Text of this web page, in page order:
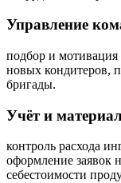
Управление
подбор и мотивация
новых кондитеров,
бригады.
Учёт и
контроль расхода
оформление заявок
себестоимости